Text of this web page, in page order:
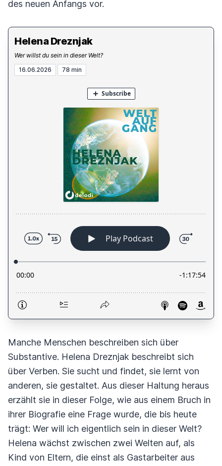
des neuen Anfangs vor.
Helena Dreznjak
Wer willst du sein in dieser Welt?
16.06.2026
78 min
Manche Menschen beschreiben sich über
Substantive. Helena Dreznjak beschreibt sich
über Verben. Sie sucht und findet, sie lernt von
anderen, sie gestaltet. Aus dieser Haltung heraus
erzählt sie in dieser Folge, wie aus einem Bruch in
ihrer Biografie eine Frage wurde, die bis heute
trägt: Wer will ich eigentlich sein in dieser Welt?
Helena wächst zwischen zwei Welten auf, als
Kind von Eltern, die einst als Gastarbeiter aus